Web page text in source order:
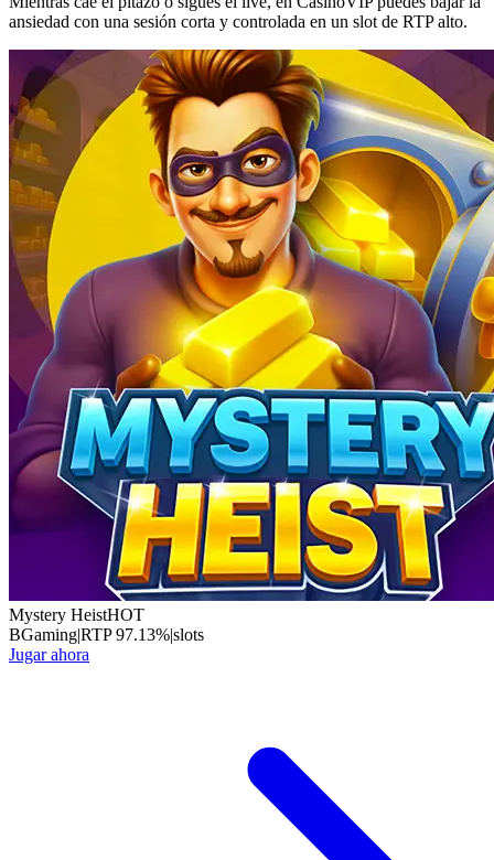
ansiedad con una sesión corta y controlada en un slot de RTP alto.
Mystery HeistHOT
BGaming|RTP97.13%|slots
Jugar ahora